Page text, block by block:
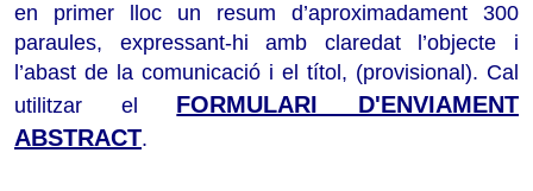
en primer lloc un resum d’aproximadament 300
paraules, expressant-hi amb claredat l’objecte i
l’abast de la comunicació i el títol, (provisional). Cal
utilitzar el FORMULARI D'ENVIAMENT
ABSTRACT.